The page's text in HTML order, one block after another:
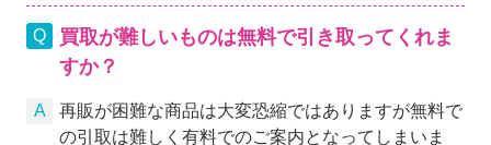
買取が難しいものは無料で引き取ってくれま
すか？
再販が困難な商品は大変恐縮ではありますが無料で
の引取は難しく有料でのご案内となってしまいま